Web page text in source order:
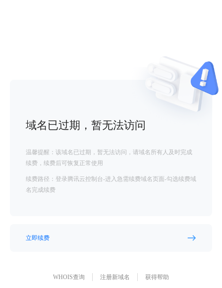
域名已过期，暂无法访问
温馨提醒：该域名已过期，暂无法访问，请域名所有人及时完成
续费，续费后可恢复正常使用
续费路径：登录腾讯云控制台-进入急需续费域名页面-勾选续费域
名完成续费
立即续费
WHOIS查询 注册新域名 获得帮助